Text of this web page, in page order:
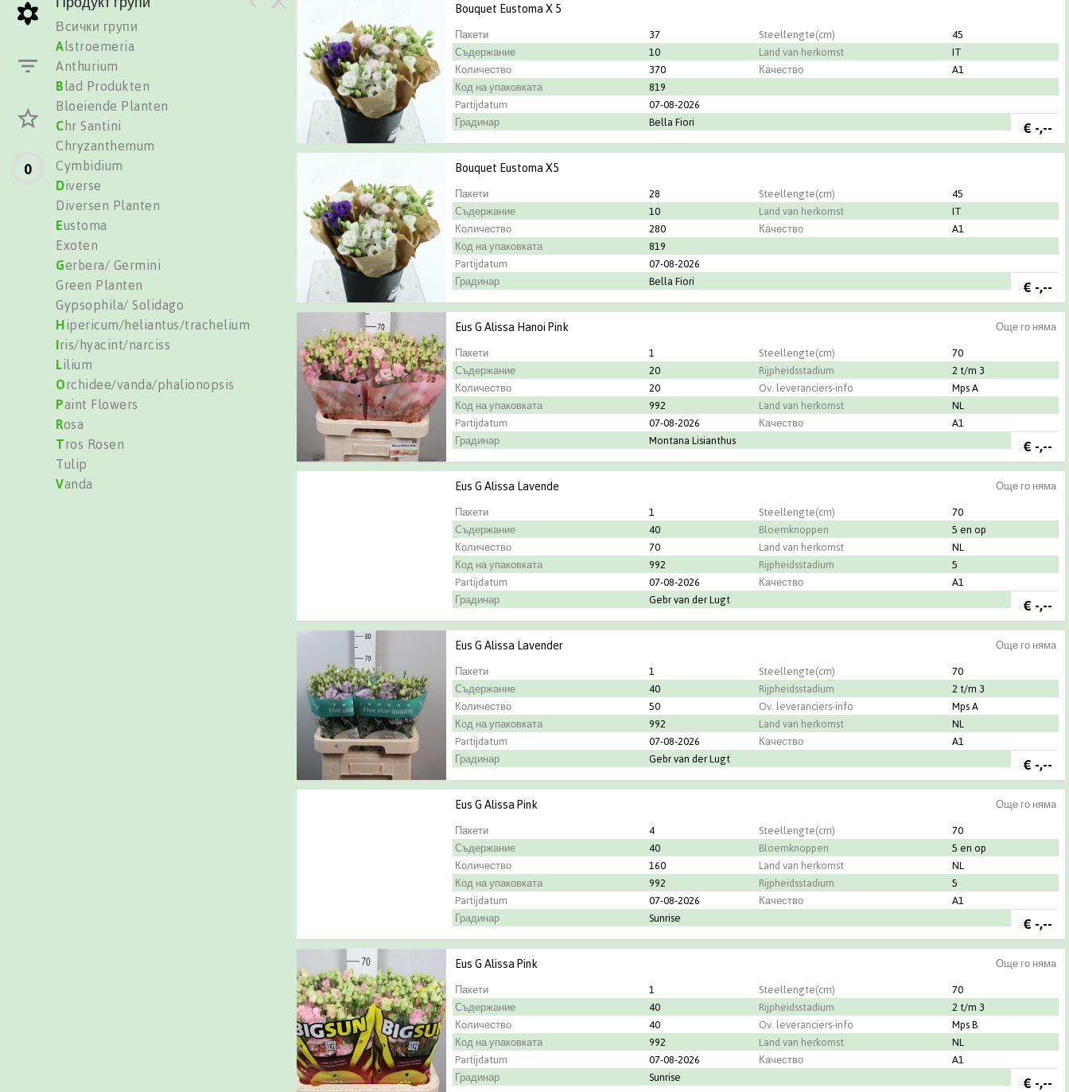
0
Всички групи
Alstroemeria
Anthurium
Blad Produkten
Bloeiende Planten
C hr Santini
Chryzanthemum
Cymbidium
Diverse
Diversen Planten
Eustoma
Exoten
Gerbera/ Germini
Green Planten
Gypsophila/ Solidago
Hipericum/heliantus/trachelium
Iris/hyacint/narciss
Lilium
Orchidee/vanda/phalionopsis
Paint Flowers
Rosa
Tros Rosen
Tulip
Vanda
Bouquet Eustoma X 5
Пакети 37 Steellengte(cm)
45
Съдержание
10 Land van herkomst
IT
Количество
370 Качество
A1
Код на упаковката
819
Partijdatum
07-08-2026
Градинар
Bella Fiori € -,--
Bouquet Eustoma X5
Пакети 28 Steellengte(cm)
45
Съдержание
10 Land van herkomst
IT
Количество
280 Качество
A1
Код на упаковката
819
Partijdatum
07-08-2026
Градинар
Bella Fiori € -,--
Още го няма
Eus G Alissa Hanoi Pink
Пакети 1 Steellengte(cm)
70
Съдержание
20 Rijpheidsstadium
2 t/m 3
Количество
20 Ov. leveranciers-info
Mps A
Код на упаковката
992 Land van herkomst
NL
Partijdatum
07-08-2026 Качество
A1
Градинар
Montana Lisianthus € -,--
Още го няма
Eus G Alissa Lavende
Пакети 1 Steellengte(cm)
70
Съдержание
40 Bloemknoppen
5 en op
Количество
70 Land van herkomst
NL
Код на упаковката
992 Rijpheidsstadium
5
Partijdatum
07-08-2026 Качество
A1
Градинар
Gebr van der Lugt € -,--
Още го няма
Eus G Alissa Lavender
Пакети 1 Steellengte(cm)
70
Съдержание
40 Rijpheidsstadium
2 t/m 3
Количество
50 Ov. leveranciers-info
Mps A
Код на упаковката
992 Land van herkomst
NL
Partijdatum
07-08-2026 Качество
A1
Градинар
Gebr van der Lugt € -,--
Още го няма
Eus G Alissa Pink
Пакети 4 Steellengte(cm)
70
Съдержание
40 Bloemknoppen
5 en op
Количество
160 Land van herkomst
NL
Код на упаковката
992 Rijpheidsstadium
5
Partijdatum
07-08-2026 Качество
A1
Градинар
Sunrise € -,--
Още го няма
Eus G Alissa Pink
Пакети 1 Steellengte(cm)
70
Съдержание
40 Rijpheidsstadium
2 t/m 3
Количество
40 Ov. leveranciers-info
Mps B
Код на упаковката
992 Land van herkomst
NL
Partijdatum
07-08-2026 Качество
A1
Градинар
Sunrise € -,--